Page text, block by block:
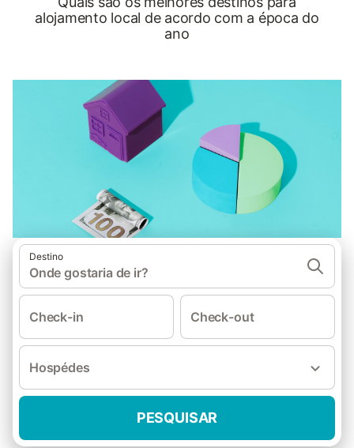
alojamento local de acordo com a época do
ano
Destino
Onde gostaria de ir?
Check-in Check-out
Hospédes
PESQUISAR